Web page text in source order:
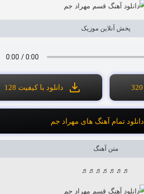
پخش آنلاین موزیک
دانلود با کیفیت 128
دانلود تمام آهنگ های مهراد جم
متن آهنگ
♬♬♬♬♬♬♬